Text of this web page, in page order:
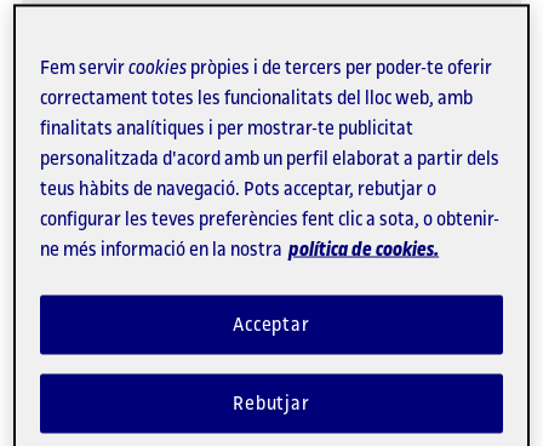
a organitzadora, el 22 de maig, a Barcelona.
22/05/2026
II Encuentro Foro
Crossmedia-Valencia
Silvia Martínez participa amb una ponència, el 22
Fem servircookies pròpies i de tercers per poder-te oferir
correctament totes les funcionalitats del lloc web, amb
finalitats analítiques i per mostrar-te publicitat
personalitzada d'acord amb un perfil elaborat a partir dels
teus hàbits de navegació. Pots acceptar, rebutjar o
configurar les teves preferències fent clic a sota, o obtenir-
ne més informació en la nostra política de cookies.
Rebutjar
Acceptar